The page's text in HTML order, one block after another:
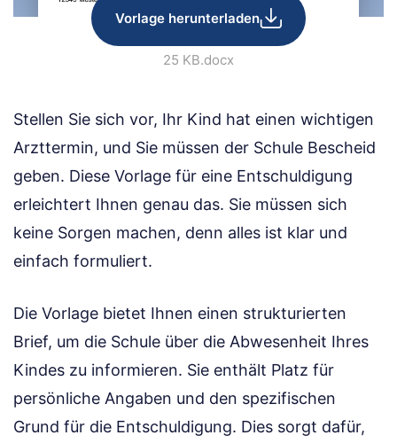
Vorlage herunterladen
25 KB.docx
Stellen Sie sich vor, Ihr Kind hat einen wichtigen
Arzttermin, und Sie müssen der Schule Bescheid
geben. Diese Vorlage für eine Entschuldigung
erleichtert Ihnen genau das. Sie müssen sich
keine Sorgen machen, denn alles ist klar und
einfach formuliert.
Die Vorlage bietet Ihnen einen strukturierten
Brief, um die Schule über die Abwesenheit Ihres
Kindes zu informieren. Sie enthält Platz für
persönliche Angaben und den spezifischen
Grund für die Entschuldigung. Dies sorgt dafür,